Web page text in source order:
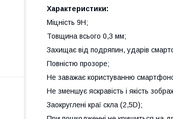
Характеристики:
Міцність 9Н;
Товщина всього 0,3 мм;
Захищає від подряпин, ударів
Повністю прозоре;
Не заважає користуванню
Не зменшує яскравість і якість
Заокруглені краї скла (2,5D);